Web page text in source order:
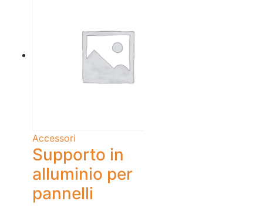
Accessori
Supporto in
alluminio per
pannelli